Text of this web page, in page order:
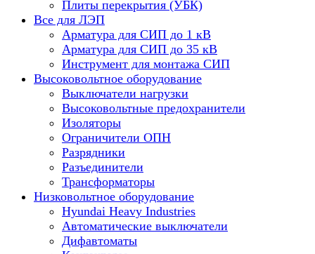
Плиты перекрытия (УБК)
Все для ЛЭП
Арматура для СИП до 1 кВ
Арматура для СИП до 35 кВ
Инструмент для монтажа СИП
Высоковольтное оборудование
Выключатели нагрузки
Высоковольтные предохранители
Изоляторы
Ограничители ОПН
Разрядники
Разъединители
Трансформаторы
Низковольтное оборудование
Hyundai Heavy Industries
Автоматические выключатели
Дифавтоматы